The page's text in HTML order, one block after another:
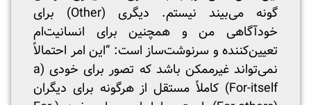
گونه می‌بیند نیستم. دیگری (Other) برای
خودآگاهی من و همچنین برای انسانیت‌ام
تعیین‌کننده و سرنوشت‌ساز است: “این امر احتمالاً
نمی‌تواند غیر‌ممکن باشد که تصور برای خودی (a
For-itself) کاملاً مستقل از هرگونه برای دیگران